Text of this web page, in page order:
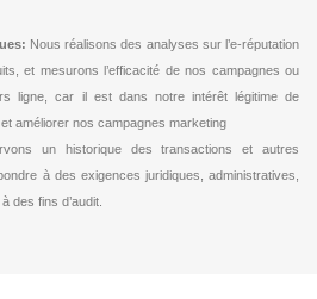
Nous réalisons des analyses sur l’e-réputation
et mesurons l’efficacité de nos campagnes ou
ligne, car il est dans notre intérêt légitime de
améliorer nos campagnes marketing
un historique des transactions et autres
à des exigences juridiques, administratives,
des fins d’audit.